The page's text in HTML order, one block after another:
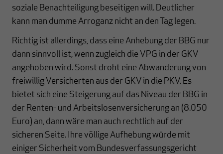
soziale Benachteiligung beseitigen will. Deutlicher
kann man dumme Arroganz nicht an den Tag legen.
Richtig ist allerdings, dass eine Anhebung der BBG nur
dann sinnvoll ist, wenn zugleich die VPG in der GKV
angehoben wird. Sonst droht eine Abwanderung von
freiwillig Versicherten aus der GKV in die PKV. Es
bietet sich eine Steigerung auf das Niveau der BBG in
der Renten- und Arbeitslosenversicherung an (8.050
Euro) an, dann wäre man auch rechtlich auf der
sicheren Seite. Ihre völlige Aufhebung würde mit
einiger Sicherheit vom Bundesverfassungsgericht